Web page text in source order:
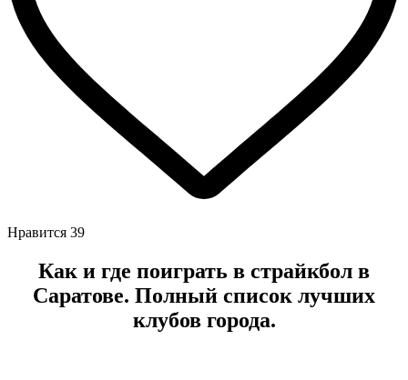
Нравится 39
Как и где поиграть в страйкбол в
Саратове. Полный список лучших
клубов города.